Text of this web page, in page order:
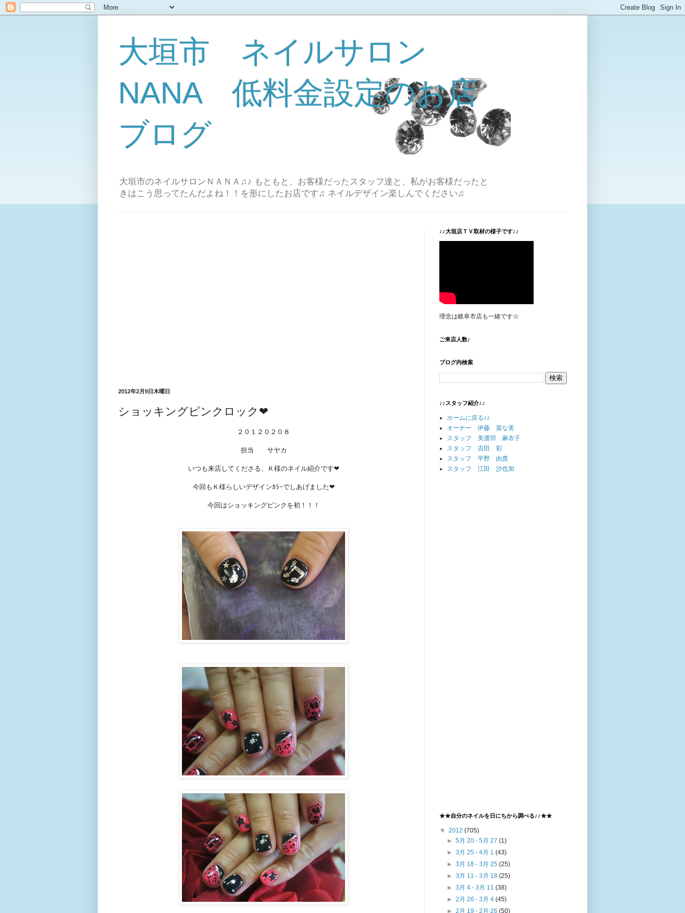
大垣市 ネイルサロン
NANA 低料金設定のお店
ブログ
大垣市のネイルサロンＮＡＮＡ♫♪ もともと、お客様だったスタッフ達と、私がお客様だったと
きはこう思ってたんだよね！！を形にしたお店です♫ ネイルデザイン楽しんでください♫
2012年2月9日木曜日
ショッキングピンクロック❤
２０１２０２０８
担当 サヤカ
いつも来店してくださる、Ｋ様のネイル紹介です❤
今回もＫ様らしいデザインｶﾗｰでしあげました❤
今回はショッキングピンクを初！！！
♪♪大垣店ＴＶ取材の様子です♪♪
理念は岐阜市店も一緒です☆
ご来店人数♪
ブログ内検索
♪♪スタッフ紹介♪♪
ホームに戻る♪♪
オーナー 伊藤 菜な美
スタッフ 美濃羽 麻衣子
スタッフ 吉田 彩
スタッフ 平野 由貴
スタッフ 江田 沙也加
★★自分のネイルを日にちから調べる♪♪★★
▼ 2012 (705)
►5月 20 - 5月 27(1)
►3月 25 - 4月 1(43)
►3月 18 - 3月 25(25)
►3月 11 - 3月 18(25)
►3月 4 - 3月 11(38)
►2月 26 - 3月 4(45)
►2月 19 - 2月 26(50)